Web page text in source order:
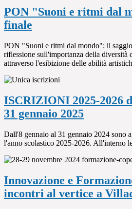
PON "Suoni e ritmi dal
finale
PON "Suoni e ritmi dal mondo": il
riflessione sull'importanza della diversità
attraverso l'esibizione delle abilità
ISCRIZIONI 2025-2026
31 gennaio 2025
Dall'8 gennaio al 31 gennaio 2024 sono
l'anno scolastico 2025-2026. All'interno
Innovazione e
incontri al vertice a